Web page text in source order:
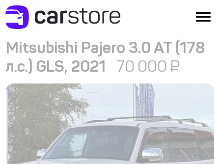
Mitsubishi Pajero 3.0 AT (178
л.с.) GLS, 2021
70 000 ₽